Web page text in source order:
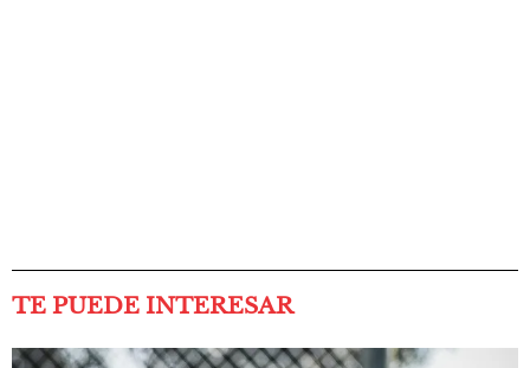
TE PUEDE INTERESAR